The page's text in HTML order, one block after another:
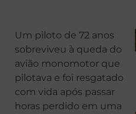
Um piloto de 72 anos
sobreviveu à queda do
avião monomotor que
pilotava e foi resgatado
com vida após passar
horas perdido em uma